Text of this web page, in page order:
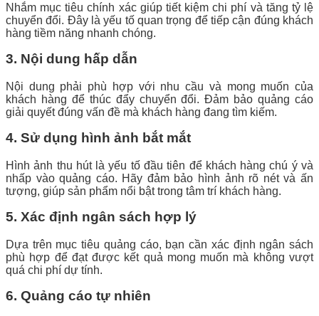
Nhắm mục tiêu chính xác giúp tiết kiệm chi phí và tăng tỷ lệ
chuyển đổi. Đây là yếu tố quan trọng để tiếp cận đúng khách
hàng tiềm năng nhanh chóng.
3. Nội dung hấp dẫn
Nội dung phải phù hợp với nhu cầu và mong muốn của
khách hàng để thúc đẩy chuyển đổi. Đảm bảo quảng cáo
giải quyết đúng vấn đề mà khách hàng đang tìm kiếm.
4. Sử dụng hình ảnh bắt mắt
Hình ảnh thu hút là yếu tố đầu tiên để khách hàng chú ý và
nhấp vào quảng cáo. Hãy đảm bảo hình ảnh rõ nét và ấn
tượng, giúp sản phẩm nổi bật trong tâm trí khách hàng.
5. Xác định ngân sách hợp lý
Dựa trên mục tiêu quảng cáo, bạn cần xác định ngân sách
phù hợp để đạt được kết quả mong muốn mà không vượt
quá chi phí dự tính.
6. Quảng cáo tự nhiên